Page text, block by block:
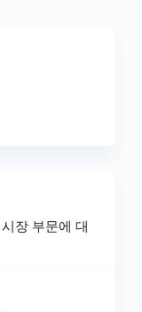
장 부문에 대